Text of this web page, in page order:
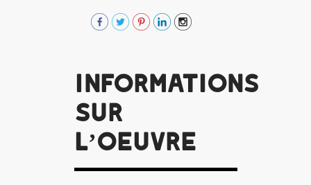
Informations
sur
l’oeuvre